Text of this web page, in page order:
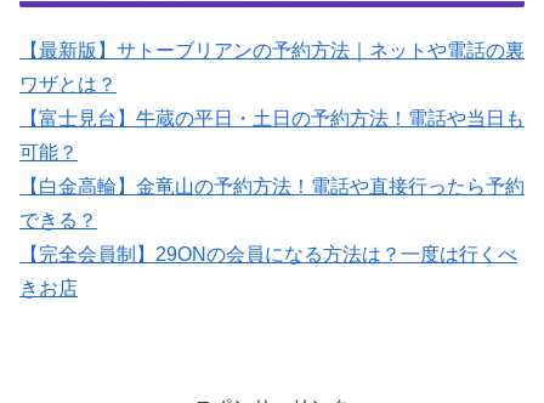
【最新版】サトーブリアンの予約方法｜ネットや電話の裏
ワザとは？
【富士見台】牛蔵の平日・土日の予約方法！電話や当日も
可能？
【白金高輪】金竜山の予約方法！電話や直接行ったら予約
できる？
【完全会員制】29ONの会員になる方法は？一度は行くべ
きお店